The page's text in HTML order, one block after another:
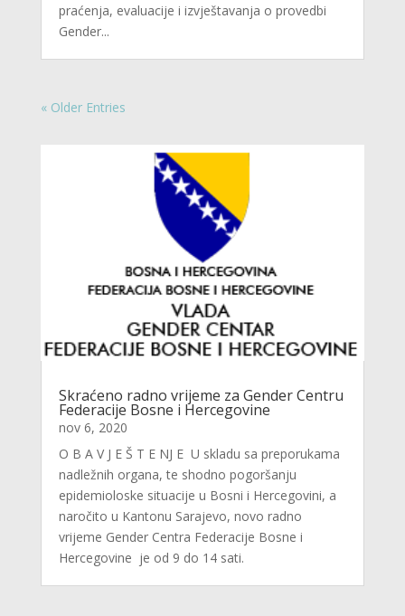
praćenja, evaluacije i izvještavanja o provedbi
Gender...
« Older Entries
Skraćeno radno vrijeme za Gender Centru
Federacije Bosne i Hercegovine
nov 6, 2020
O B A V J E Š T E NJ E U skladu sa preporukama
nadležnih organa, te shodno pogoršanju
epidemioloske situacije u Bosni i Hercegovini, a
naročito u Kantonu Sarajevo, novo radno
vrijeme Gender Centra Federacije Bosne i
Hercegovine je od 9 do 14 sati.